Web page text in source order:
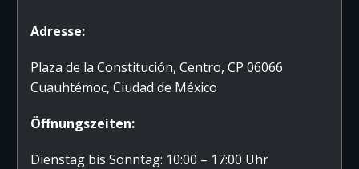
Adresse:
Plaza de la Constitución, Centro, CP 06066
Cuauhtémoc, Ciudad de México
Öffnungszeiten:
Dienstag bis Sonntag: 10:00 – 17:00 Uhr